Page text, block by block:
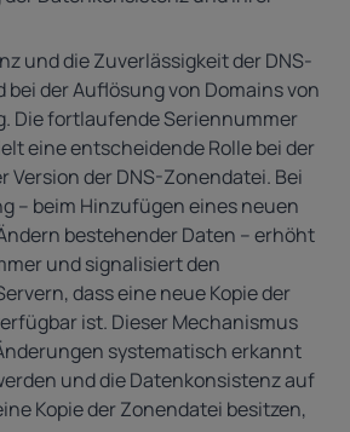
und die Zuverlässigkeit der DNS-
der Auflösung von Domains von
Die fortlaufende Seriennummer
eine entscheidende Rolle bei der
Version der DNS-Zonendatei. Bei
– beim Hinzufügen eines neuen
bestehender Daten – erhöht
und signalisiert den
dass eine neue Kopie der
ist. Dieser Mechanismus
systematisch erkannt
und die Datenkonsistenz auf
Kopie der Zonendatei besitzen,